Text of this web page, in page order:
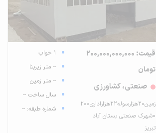
قیمت: 200,000,000,000
تومان
صنعتی، کشاورزی
زمین۲۰هزارسوله۲۲هزاراداری۲۰۰
۰شهرک صنعتی بستان آباد
تبریز
1 خواب
-- متر زیربنا
-- متر زمین
سال ساخت --
شماره طبقه: --